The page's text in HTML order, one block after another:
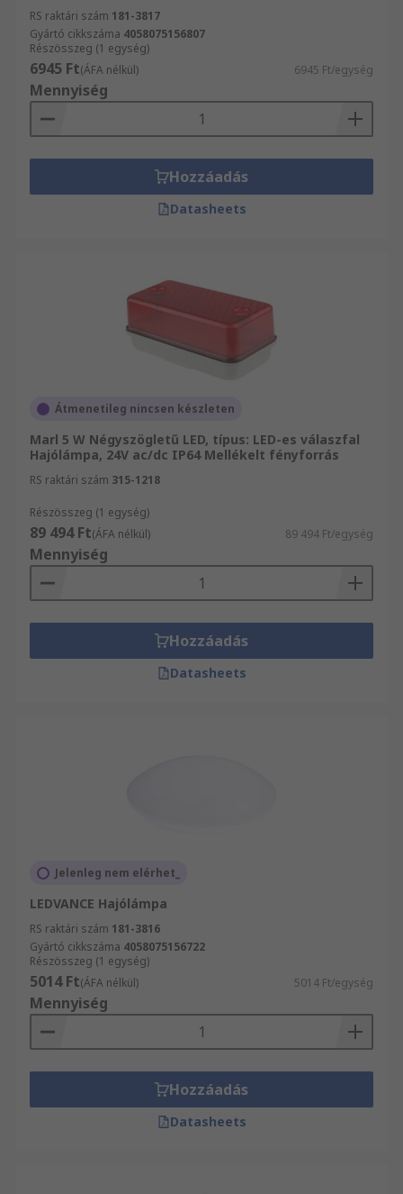
RS raktári szám 181-3817
Gyártó cikkszáma 4058075156807
Részösszeg (1 egység)
6945 Ft(ÁFA nélkül) 6945 Ft/egység
Mennyiség
Hozzáadás
Datasheets
Átmenetileg nincsen készleten
Marl 5 W Négyszögletű LED, típus: LED-es válaszfal
Hajólámpa, 24V ac/dc IP64 Mellékelt fényforrás
RS raktári szám 315-1218
Részösszeg (1 egység)
89 494 Ft(ÁFA nélkül) 89 494 Ft/egység
Mennyiség
Hozzáadás
Datasheets
Jelenleg nem elérhet_
LEDVANCE Hajólámpa
RS raktári szám 181-3816
Gyártó cikkszáma 4058075156722
Részösszeg (1 egység)
5014 Ft(ÁFA nélkül) 5014 Ft/egység
Mennyiség
Hozzáadás
Datasheets